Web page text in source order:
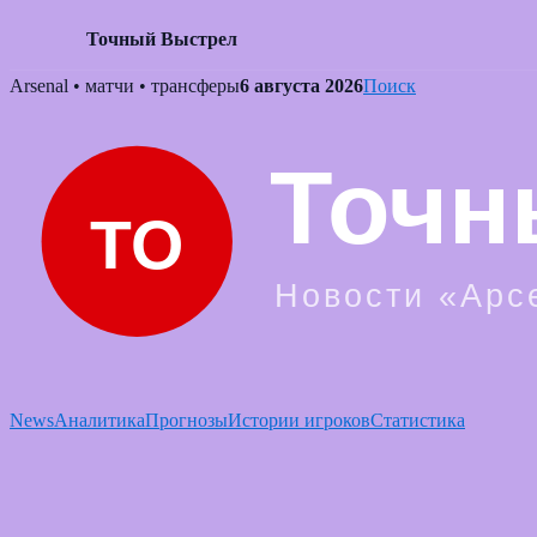
Точный Выстрел
Skip
Arsenal • матчи • трансферы6 августа 2026Поиск
NewsАналитикаПрогнозыИстории игроковСтатистика